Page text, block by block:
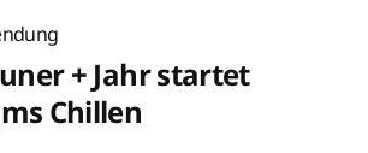
+ Jahr startet
Chillen